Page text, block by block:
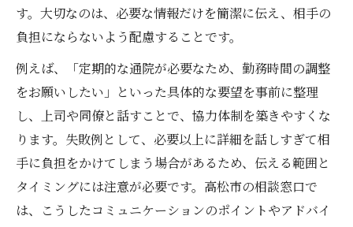
す。大切なのは、必要な情報だけを簡潔に伝え、相手の
負担にならないよう配慮することです。
例えば、「定期的な通院が必要なため、勤務時間の調整
をお願いしたい」といった具体的な要望を事前に整理
し、上司や同僚と話すことで、協力体制を築きやすくな
ります。失敗例として、必要以上に詳細を話しすぎて相
手に負担をかけてしまう場合があるため、伝える範囲と
タイミングには注意が必要です。高松市の相談窓口で
は、こうしたコミュニケーションのポイントやアドバイ